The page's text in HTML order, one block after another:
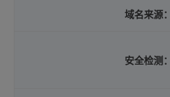
域名来源：
安全检测：